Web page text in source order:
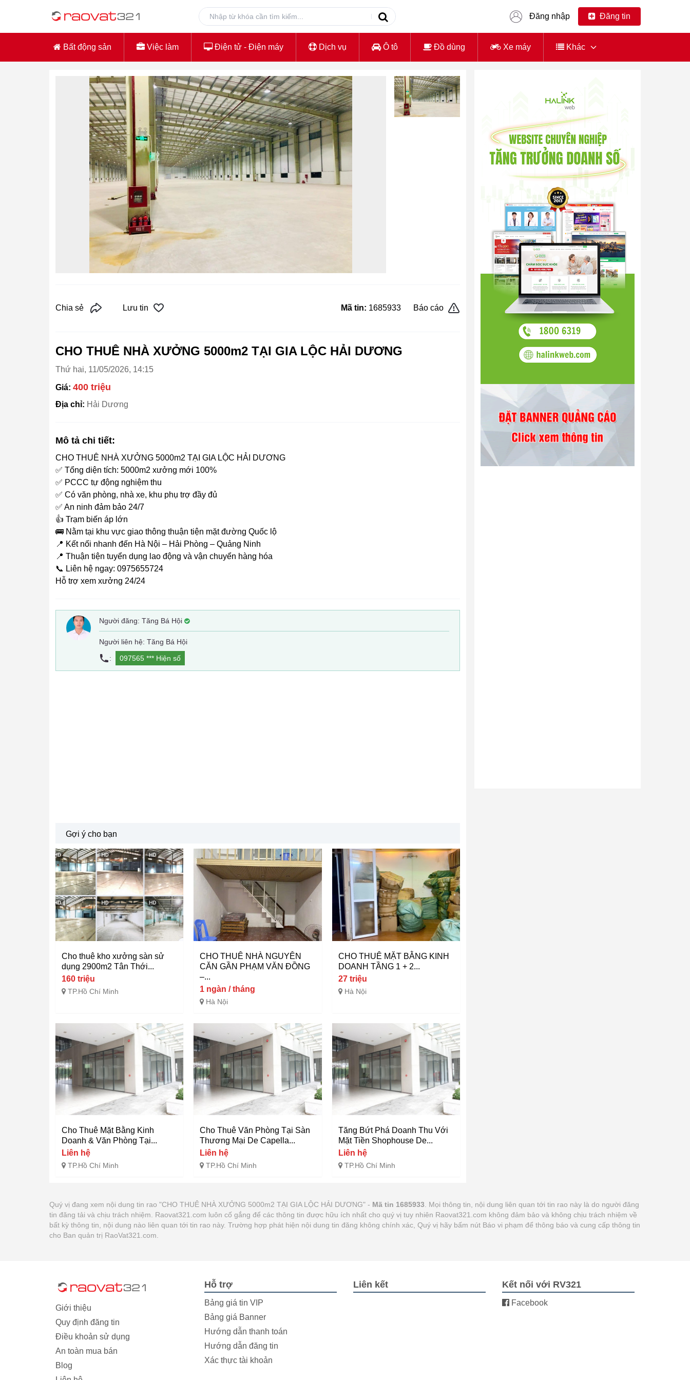
Đăng nhập Đăng tin
Bất động sản Việc làm Điện tử - Điện máy Dịch vụ Ô tô Đồ dùng Xe máy Khác
Chia sẻ Lưu tin Mã tin: 1685933 Báo cáo
CHO THUÊ NHÀ XƯỞNG 5000m2 TẠI GIA LỘC HẢI DƯƠNG
Thứ hai, 11/05/2026, 14:15
Giá: 400 triệu
Địa chỉ: Hải Dương
Mô tả chi tiết:
CHO THUÊ NHÀ XƯỞNG 5000m2 TẠI GIA LỘC HẢI DƯƠNG
✅ Tổng diện tích: 5000m2 xưởng mới 100%
✅ PCCC tự động nghiệm thu
✅ Có văn phòng, nhà xe, khu phụ trợ đầy đủ
✅ An ninh đảm bảo 24/7
👍 Trạm biến áp lớn
🚌 Nằm tại khu vực giao thông thuận tiện mặt đường Quốc lộ
📍 Kết nối nhanh đến Hà Nội – Hải Phòng – Quảng Ninh
📍 Thuận tiện tuyển dụng lao động và vận chuyển hàng hóa
📞 Liên hệ ngay: 0975655724
Hỗ trợ xem xưởng 24/24
Người đăng: Tăng Bá Hội
Người liên hệ: Tăng Bá Hội
:
097565 *** Hiện số
Gợi ý cho bạn
Cho thuê kho xưởng sàn sử
dụng 2900m2 Tân Thới...
160 triệu
TP.Hồ Chí Minh
CHO THUÊ NHÀ NGUYÊN
CĂN GẦN PHẠM VĂN ĐỒNG
–...
1 ngàn / tháng
Hà Nội
CHO THUÊ MẶT BẰNG KINH
DOANH TẦNG 1 + 2...
27 triệu
Hà Nội
Cho Thuê Mặt Bằng Kinh
Doanh & Văn Phòng Tại...
Liên hệ
TP.Hồ Chí Minh
Cho Thuê Văn Phòng Tại Sàn
Thương Mại De Capella...
Liên hệ
TP.Hồ Chí Minh
Tăng Bứt Phá Doanh Thu Với
Mặt Tiền Shophouse De...
Liên hệ
TP.Hồ Chí Minh
Quý vị đang xem nội dung tin rao "CHO THUÊ NHÀ XƯỞNG 5000m2 TẠI GIA LỘC HẢI DƯƠNG" - Mã tin 1685933 . Mọi thông tin, nội dung liên quan tới tin rao này là do người đăng
tin đăng tải và chịu trách nhiệm. Raovat321.com luôn cố gắng để các thông tin được hữu ích nhất cho quý vị tuy nhiên Raovat321.com không đảm bảo và không chịu trách nhiệm về
bất kỳ thông tin, nội dung nào liên quan tới tin rao này. Trường hợp phát hiện nội dung tin đăng không chính xác, Quý vị hãy bấm nút Báo vi phạm để thông báo và cung cấp thông tin
cho Ban quản trị RaoVat321.com.
Giới thiệu
Quy định đăng tin
Điều khoản sử dụng
An toàn mua bán
Blog
Hỗ trợ
Bảng giá tin VIP
Bảng giá Banner
Hướng dẫn thanh toán
Hướng dẫn đăng tin
Xác thực tài khoản
Liên kết Kết nối với RV321
Facebook